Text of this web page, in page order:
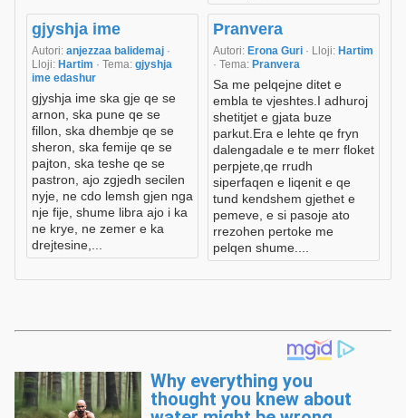
gjyshja ime
Autori: anjezzaa balidemaj ·
Lloji: Hartim · Tema: gjyshja
ime edashur
gjyshja ime ska gje qe se
arnon, ska pune qe se
fillon, ska dhembje qe se
sheron, ska femije qe se
pajton, ska teshe qe se
pastron, ajo zgjedh secilen
nyje, ne cdo lemsh gjen nga
nje fije, shume libra ajo i ka
ne krye, ne zemer e ka
drejtesine,...
Pranvera
Autori: Erona Guri · Lloji: Hartim
· Tema: Pranvera
Sa me pelqejne ditet e
embla te vjeshtes.I adhuroj
shetitjet e gjata buze
parkut.Era e lehte qe fryn
dalengadale e te merr floket
perpjete,qe rrudh
siperfaqen e liqenit e qe
tund kendshem gjethet e
pemeve, e si pasoje ato
rrezohen pertoke me
pelqen shume....